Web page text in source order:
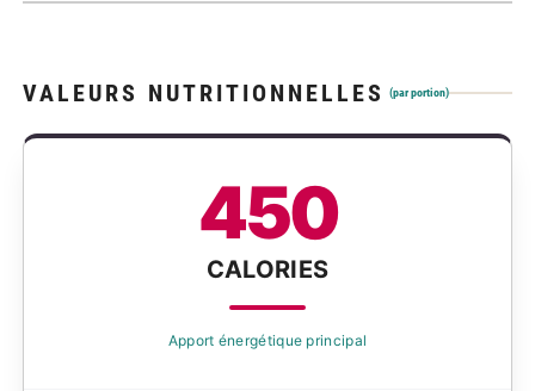
VALEURS NUTRITIONNELLES (par portion)
450
CALORIES
Apport énergétique principal